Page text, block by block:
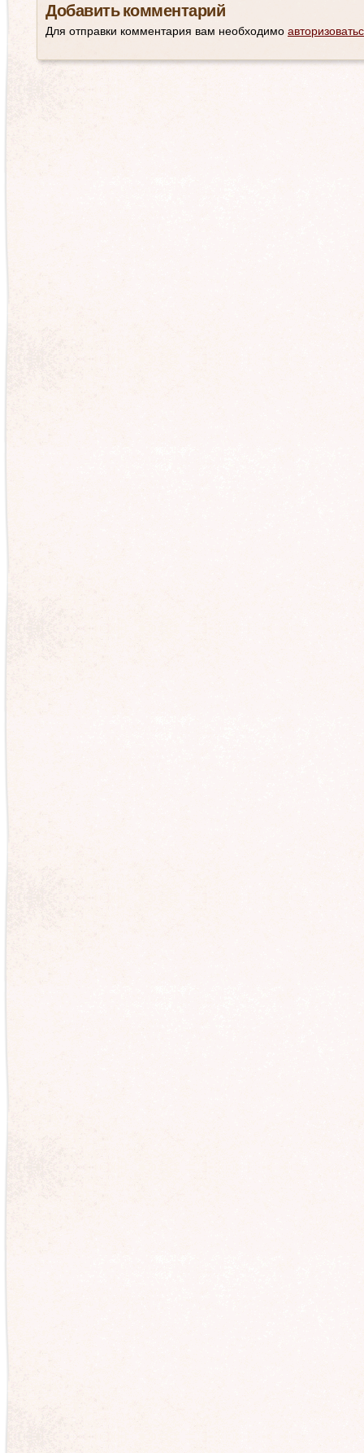
Добавить комментарий
Для отправки комментария вам необходимо